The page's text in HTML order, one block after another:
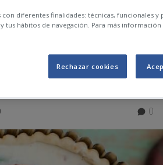
0
diferentes finalidades: técnicas, funcionales y
tus hábitos de navegación. Para más información
Rechazar cookies